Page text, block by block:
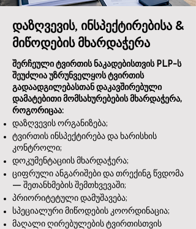
დაზღვევის, ინსპექტირებისა &
მიწოდების მხარდაჭერა
შერჩეული ტვირთის ნაკადებისთვის PLP-ს
შეუძლია უზრუნველყოს ტვირთის
გადაადგილებასთან დაკავშირებული
დამატებითი მომსახურებების მხარდაჭერა,
როგორიცაა:
დაზღვევის ორგანიზება;
ტვირთის ინსპექტირება და ხარისხის
კონტროლი;
დოკუმენტაციის მხარდაჭერა;
ციფრული ანგარიშები და თრექინგ წვდომა
— შეთანხმების შემთხვევაში;
პრიორიტეტული დამუშავება;
სპეციალური მიწოდების კოორდინაცია;
მაღალი ღირებულების ტვირთისთვის